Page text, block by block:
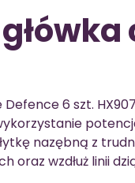
6 szt.
nazębną z
wzdłuż linii